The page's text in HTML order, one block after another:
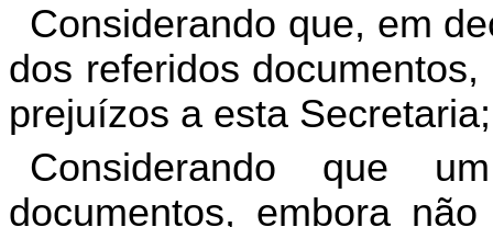
Considerando que, em
dos referidos
prejuízos a esta Secretaria;
Considerando que
documentos, embora